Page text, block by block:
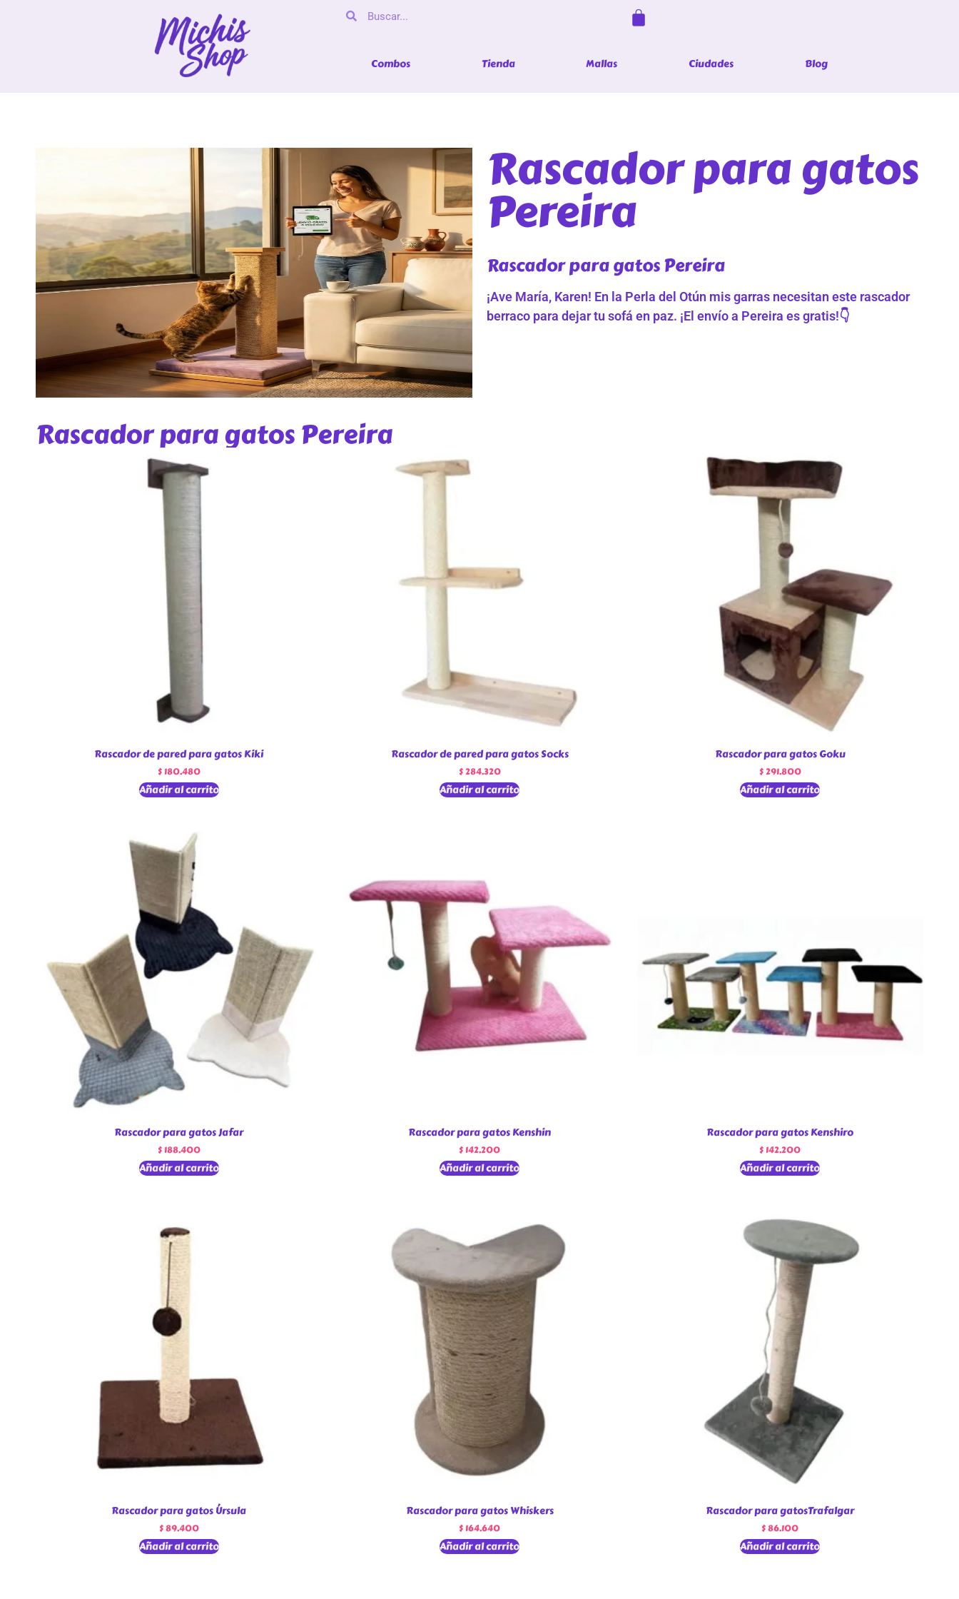
Combos Tienda Mallas Ciudades Blog
Rascador para gatos
Pereira
Rascador para gatos Pereira
¡Ave María, Karen! En la Perla del Otún mis garras necesitan este rascador
berraco para dejar tu sofá en paz. ¡El envío a Pereira es gratis!👇
Rascador para gatos Pereira
Rascador de pared para gatos Kiki
$180.480
Añadir al carrito
Rascador de pared para gatos Socks
$284.320
Añadir al carrito
Rascador para gatos Goku
$291.800
Añadir al carrito
Rascador para gatos Jafar
$188.400
Añadir al carrito
Rascador para gatos Kenshin
$ 142.200
Añadir al carrito
Rascador para gatos Kenshiro
$ 142.200
Añadir al carrito
Rascador para gatos Úrsula
$89.400
Añadir al carrito
Rascador para gatos Whiskers
$ 164.640
Añadir al carrito
Rascador para gatosTrafalgar
$86.100
Añadir al carrito